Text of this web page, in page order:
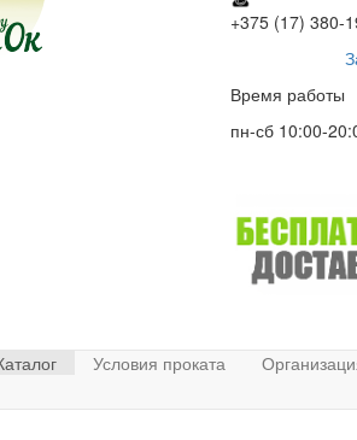
+375 (17) 380-
Время работы
пн-сб 10:00-
Условия проката